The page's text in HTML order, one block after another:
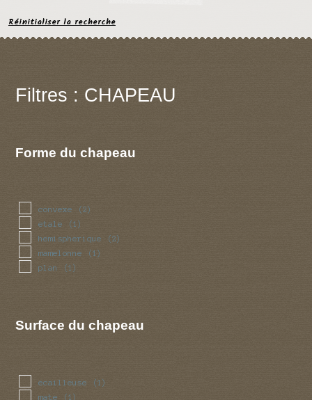
Réinitialiser la recherche
Filtres : CHAPEAU
Forme du chapeau
convexe (2)
etale (1)
hemispherique (2)
mamelonne (1)
plan (1)
Surface du chapeau
ecailleuse (1)
mate (1)